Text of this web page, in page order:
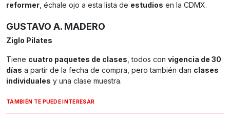
reformer, échale ojo a esta lista de estudios en la CDMX.
GUSTAVO A. MADERO
Ziglo Pilates
Tiene cuatro paquetes de clases, todos con vigencia de 30
días a partir de la fecha de compra, pero también dan clases
individuales y una clase muestra.
TAMBIÉN TE PUEDE INTERESAR